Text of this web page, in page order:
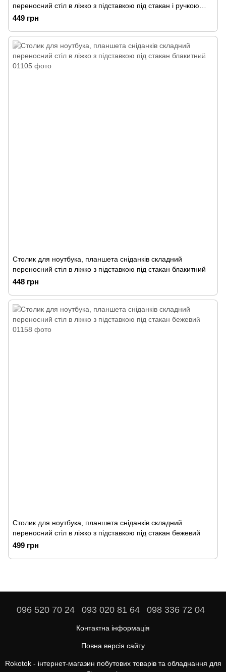
переносний стіл в ліжко з підставкою під стакан і ручкою
світлий
449 грн
Столик для ноутбука, планшета сніданків складний
переносний стіл в ліжко з підставкою під стакан блакитний
448 грн
Столик для ноутбука, планшета сніданків складний
переносний стіл в ліжко з підставкою під стакан бежевий
499 грн
096 520 70 24 093 020 81 64 098 336 72 04
Контактна інформація
Повна версія сайту
Rokotok - інтернет-магазин побутових товарів та обладнання для